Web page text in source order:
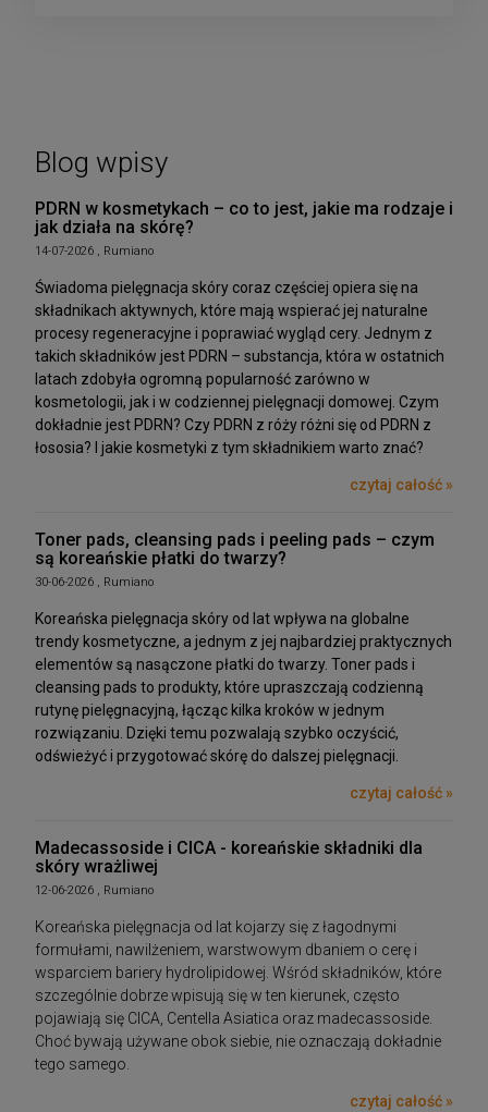
Blog wpisy
PDRN w kosmetykach – co to jest, jakie ma rodzaje i
jak działa na skórę?
14-07-2026 , Rumiano
Świadoma pielęgnacja skóry coraz częściej opiera się na
składnikach aktywnych, które mają wspierać jej naturalne
procesy regeneracyjne i poprawiać wygląd cery. Jednym z
takich składników jest PDRN – substancja, która w ostatnich
latach zdobyła ogromną popularność zarówno w
kosmetologii, jak i w codziennej pielęgnacji domowej. Czym
dokładnie jest PDRN? Czy PDRN z róży różni się od PDRN z
łososia? I jakie kosmetyki z tym składnikiem warto znać?
czytaj całość »
Toner pads, cleansing pads i peeling pads – czym
są koreańskie płatki do twarzy?
30-06-2026 , Rumiano
Koreańska pielęgnacja skóry od lat wpływa na globalne
trendy kosmetyczne, a jednym z jej najbardziej praktycznych
elementów są nasączone płatki do twarzy. Toner pads i
cleansing pads to produkty, które upraszczają codzienną
rutynę pielęgnacyjną, łącząc kilka kroków w jednym
rozwiązaniu. Dzięki temu pozwalają szybko oczyścić,
odświeżyć i przygotować skórę do dalszej pielęgnacji.
czytaj całość »
Madecassoside i CICA - koreańskie składniki dla
skóry wrażliwej
12-06-2026 , Rumiano
Koreańska pielęgnacja od lat kojarzy się z łagodnymi
formułami, nawilżeniem, warstwowym dbaniem o cerę i
wsparciem bariery hydrolipidowej. Wśród składników, które
szczególnie dobrze wpisują się w ten kierunek, często
pojawiają się CICA, Centella Asiatica oraz madecassoside.
Choć bywają używane obok siebie, nie oznaczają dokładnie
tego samego.
czytaj całość »